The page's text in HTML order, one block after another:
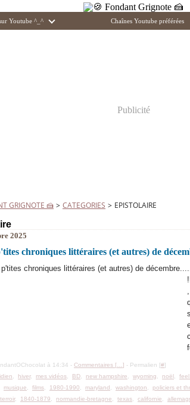
Youtube ^_^ Chaînes Youtube préférées
Publicité
GRIGNOTE 🍰 > CATEGORIES > EPISTOLAIRE
2025
chroniques littéraires (et autres) de
à 14:34 -Commentaires [ …] - Permalien [#]
hiver, mes vidéos BD new hampshire ,wyoming noël ,
musique ,films 1980-1990 maryland ,washington policiers et
terroir, 1840-1879 normandie-bretagne ,texas ,californie ,